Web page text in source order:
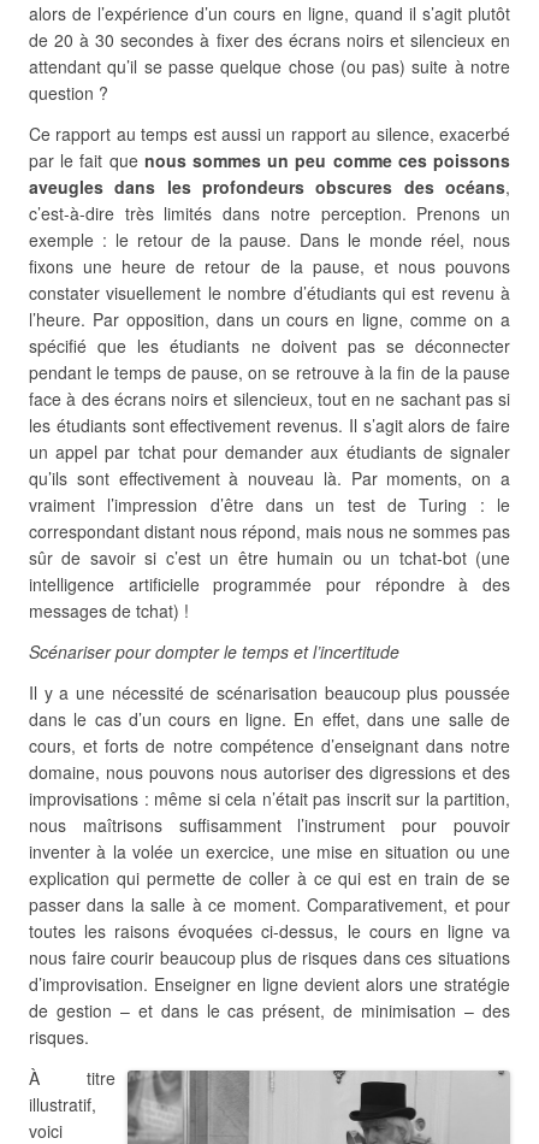
alors de l’expérience d’un cours en ligne, quand il s’agit plutôt
de 20 à 30 secondes à fixer des écrans noirs et silencieux en
attendant qu’il se passe quelque chose (ou pas) suite à notre
question ?
Ce rapport au temps est aussi un rapport au silence, exacerbé
par le fait que nous sommes un peu comme ces poissons
aveugles dans les profondeurs obscures des océans,
c’est-à-dire très limités dans notre perception. Prenons un
exemple : le retour de la pause. Dans le monde réel, nous
fixons une heure de retour de la pause, et nous pouvons
constater visuellement le nombre d’étudiants qui est revenu à
l’heure. Par opposition, dans un cours en ligne, comme on a
spécifié que les étudiants ne doivent pas se déconnecter
pendant le temps de pause, on se retrouve à la fin de la pause
face à des écrans noirs et silencieux, tout en ne sachant pas si
les étudiants sont effectivement revenus. Il s’agit alors de faire
un appel par tchat pour demander aux étudiants de signaler
qu’ils sont effectivement à nouveau là. Par moments, on a
vraiment l’impression d’être dans un test de Turing : le
correspondant distant nous répond, mais nous ne sommes pas
sûr de savoir si c’est un être humain ou un tchat-bot (une
intelligence artificielle programmée pour répondre à des
messages de tchat) !
Scénariser pour dompter le temps et l’incertitude
Il y a une nécessité de scénarisation beaucoup plus poussée
dans le cas d’un cours en ligne. En effet, dans une salle de
cours, et forts de notre compétence d’enseignant dans notre
domaine, nous pouvons nous autoriser des digressions et des
improvisations : même si cela n’était pas inscrit sur la partition,
nous maîtrisons suffisamment l’instrument pour pouvoir
inventer à la volée un exercice, une mise en situation ou une
explication qui permette de coller à ce qui est en train de se
passer dans la salle à ce moment. Comparativement, et pour
toutes les raisons évoquées ci-dessus, le cours en ligne va
nous faire courir beaucoup plus de risques dans ces situations
d’improvisation. Enseigner en ligne devient alors une stratégie
de gestion – et dans le cas présent, de minimisation – des
risques.
À titre
illustratif,
voici